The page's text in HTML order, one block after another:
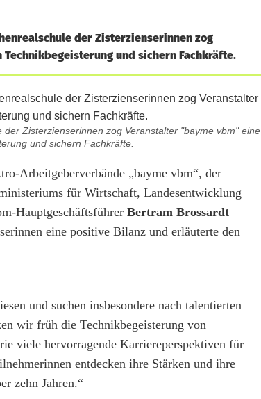
der Zisterzienserinnen zog
und sichern Fachkräfte.
Zisterzienserinnen zog Veranstalter "bayme vbm" eine
und sichern Fachkräfte.
Arbeitgeberverbände „bayme vbm“, der
für Wirtschaft, Landesentwicklung
Hauptgeschäftsführer Bertram Brossardt
eine positive Bilanz und erläuterte den
und suchen insbesondere nach talentierten
wir früh die Technikbegeisterung von
viele hervorragende Karriereperspektiven für
entdecken ihre Stärken und ihre
zehn Jahren.“